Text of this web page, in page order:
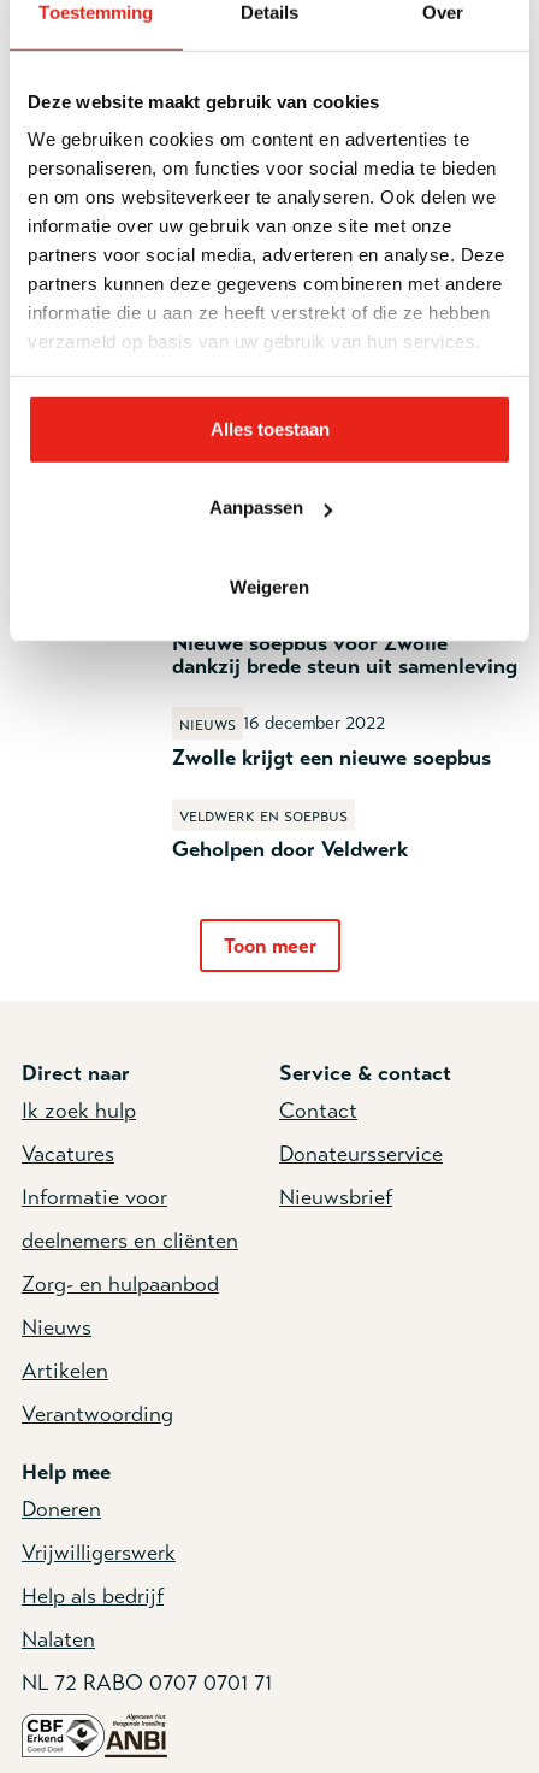
Toestemming Details Over
Deze website maakt gebruik van cookies
We gebruiken cookies om content en advertenties te
personaliseren, om functies voor social media te bieden
en om ons websiteverkeer te analyseren. Ook delen we
informatie over uw gebruik van onze site met onze
partners voor social media, adverteren en analyse. Deze
partners kunnen deze gegevens combineren met andere
informatie die u aan ze heeft verstrekt of die ze hebben
verzameld op basis van uw gebruik van hun services.
Alles toestaan
Aanpassen
Weigeren
‘Ik sliep in wc-hokjes van
bouwterreinen’
Sokken of een indicatie
Veldwerk en soepbus
Veldwerkers op huisbezoek bij
buitenslapers: "Ben je thuis?"
Veldwerk en soepbus
straat: “Dat noemen wij het witte
goud”
Veldwerk en soepbus
Veldwerk en soepbus
Nieuwe soepbus voor Zwolle
dankzij brede steun uit samenleving
Zwolle krijgt een nieuwe soepbus
Nieuws 16 december 2022
Geholpen door Veldwerk
Veldwerk en soepbus
Toon meer
Direct naar
Ik zoek hulp
Vacatures
Informatie voor
deelnemers en cliënten
Zorg- en hulpaanbod
Nieuws
Artikelen
Verantwoording
Service & contact
Contact
Donateursservice
Nieuwsbrief
Help mee
Doneren
Vrijwilligerswerk
Help als bedrijf
Nalaten
NL 72 RABO 0707 0701 71